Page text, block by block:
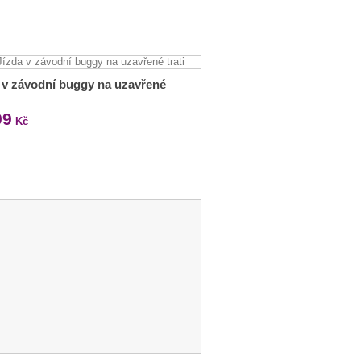
závodní buggy na uzavřené
Kč